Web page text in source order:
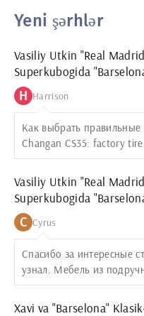
Yeni şərhlər
Vasiliy Utkin "Real
Superkubogida
g'alabasini taxmin qildi
H Harrison
Как выбрать
Changan CS35: factory
Vasiliy Utkin "Real
Superkubogida
g'alabasini taxmin qildi
C Cyrus
Спасибо за интересные
узнал. Мебель из
Xavi va "Barselona"